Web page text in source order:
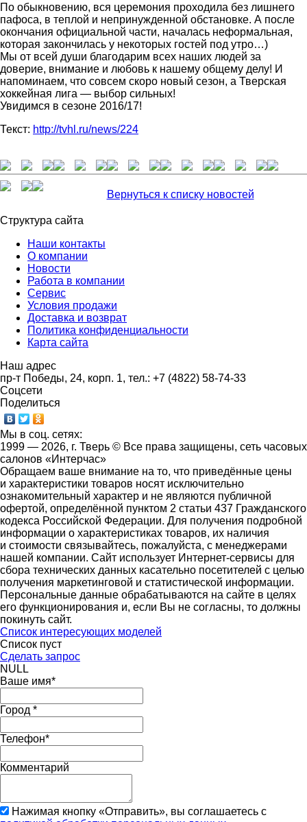
По обыкновению, вся церемония проходила без лишнего
пафоса, в теплой и непринужденной обстановке. А после
окончания официальной части, началась неформальная,
которая закончилась у некоторых гостей под утро…)
Мы от всей души благодарим всех наших людей за
доверие, внимание и любовь к нашему общему делу! И
напоминаем, что совсем скоро новый сезон, а Тверская
хоккейная лига — выбор сильных!
Увидимся в сезоне 2016/17!
Текст: http://tvhl.ru/news/224
Вернуться к списку новостей
Структура сайта
Наши контакты
О компании
Новости
Работа в компании
Сервис
Условия продажи
Доставка и возврат
Политика конфиденциальности
Карта сайта
Наш адрес
пр-т Победы, 24, корп. 1, тел.: +7 (4822) 58-74-33
Соцсети
Поделиться
Мы в соц. сетях:
1999 — 2026, г. Тверь © Все права защищены, сеть часовых
салонов «Интерчас»
Обращаем ваше внимание на то, что приведённые цены
и характеристики товаров носят исключительно
ознакомительный характер и не являются публичной
офертой, определённой пунктом 2 статьи 437 Гражданского
кодекса Российской Федерации. Для получения подробной
информации о характеристиках товаров, их наличия
и стоимости связывайтесь, пожалуйста, с менеджерами
нашей компании. Сайт использует Интернет-сервисы для
сбора технических данных касательно посетителей с целью
получения маркетинговой и статистической информации.
Персональные данные обрабатываются на сайте в целях
его функционирования и, если Вы не согласны, то должны
покинуть сайт.
Список интересующих моделей
Список пуст
Сделать запрос
NULL
Ваше имя*
Город *
Телефон*
Комментарий
Нажимая кнопку «Отправить», вы соглашаетесь с